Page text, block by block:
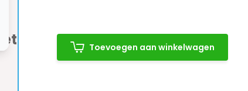
Toevoegen aan winkelwagen